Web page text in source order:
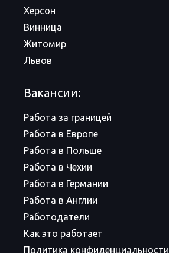
Херсон
Винница
Житомир
Львов
Вакансии:
Работа за границей
Работа в Европе
Работа в Польше
Работа в Чехии
Работа в Германии
Работа в Англии
Работодатели
Как это работает
Политика конфиденциальности